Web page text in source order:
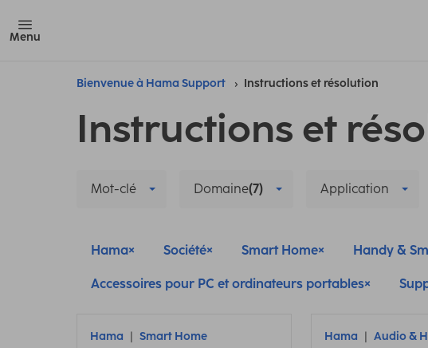
Menu
Bienvenue à Hama Support Instructions et résolution
Instructions et
Mot-clé Domaine(7) Application
Hama Société Smart Home Handy &
Accessoires pour PC et ordinateurs portables
Hama Smart Home Hama
Audio &